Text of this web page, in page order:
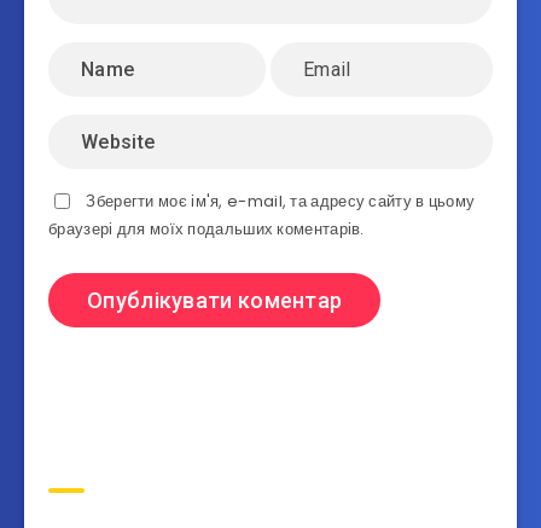
Зберегти моє ім'я, e-mail, та адресу сайту в цьому
браузері для моїх подальших коментарів.